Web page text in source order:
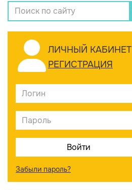
ЛИЧНЫЙ КАБИНЕТ
РЕГИСТРАЦИЯ
Забыли пароль?